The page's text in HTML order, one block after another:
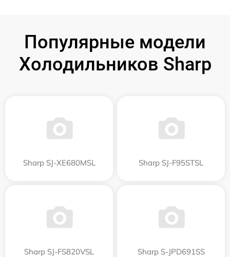
Популярные модели
Холодильников Sharp
Sharp SJ-XE680MSL Sharp SJ-F95STSL
Sharp SJ-FS820VSL Sharp S-JPD691SS